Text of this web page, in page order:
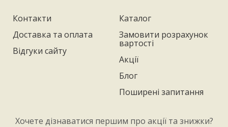
Контакти
Доставка та оплата
Відгуки сайту
Каталог
Замовити розрахунок
вартості
Акції
Блог
Поширені запитання
Хочете дізнаватися першим про акції та знижки?